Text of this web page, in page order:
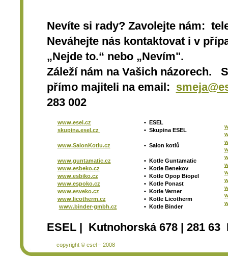
Nevíte si rady? Zavolejte nám:
Neváhejte nás kontaktovat i v
„Nejde to.“ nebo „Nevím".
Záleží nám na Vašich názorech.
přímo majiteli na email:
283 002
www.esel.cz
skupina.esel.cz
www.SalonKotlu.cz
www.guntamatic.cz
www.esbeko.cz
www.esbiko.cz
www.espoko.cz
www.esveko.cz
www.licotherm.cz
www.binder-gmbh.cz
• ESEL
• Skupina ESEL
• Salon kotlů
• Kotle Guntamatic
• Kotle Benekov
• Kotle Opop Biopel
• Kotle Ponast
• Kotle Verner
• Kotle Licotherm
• Kotle Binder
ESEL | Kutnohorská 678 | 281
copyright © esel – 2008